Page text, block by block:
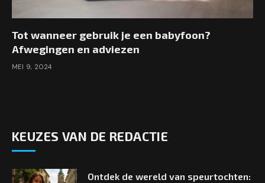
Tot wanneer gebruik je een babyfoon?
Afwegingen en adviezen
MEI 9, 2024
KEUZES VAN DE REDACTIE
Ontdek de wereld van speurtochten: